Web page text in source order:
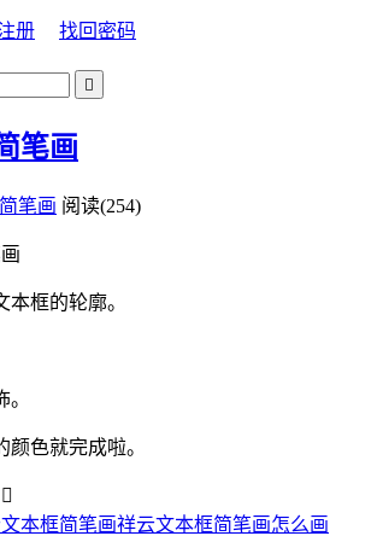
册
找回密码

笔画
简笔画 阅读(254)
本框的轮廓。
色就完成啦。

本框简笔画祥云文本框简笔画怎么画